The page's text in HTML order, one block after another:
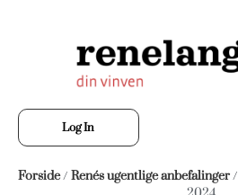
Log In
Forside/ Renés ugentlige anbefalinger